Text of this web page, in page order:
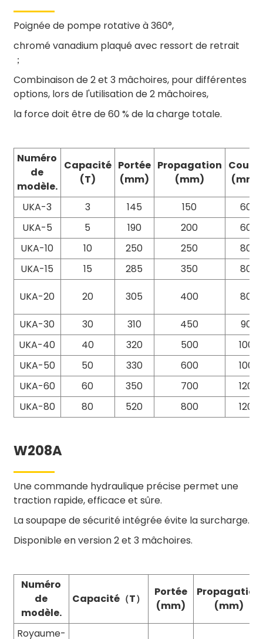
Poignée de pompe rotative à 360°,
chromé vanadium plaqué avec ressort de retrait
；
Combinaison de 2 et 3 mâchoires, pour différentes
options, lors de l'utilisation de 2 mâchoires,
la force doit être de 60 % de la charge totale.
Numéro
de
modèle.
Capacité
(T)
Portée
(mm)
Propagation
(mm)
(mm)
UKA-3 3 145 150
60
UKA-5
5 190 200
60
UKA-10
10 250 250
80
UKA-15
15 285 350 80
UKA-20 20 305 400 80
UKA-30 30 310 450
90
UKA-40
40 320 500
100
UKA-50
50 330 600
100
UKA-60
60 350 700
120
UKA-80
80 520 800 120
W208A
Une commande hydraulique précise permet une
traction rapide, efficace et sûre.
La soupape de sécurité intégrée évite la surcharge.
Disponible en version 2 et 3 mâchoires.
Numéro
de
modèle.
Capacité（T）
Portée
(mm)
Propagation
(mm)
Royaume-